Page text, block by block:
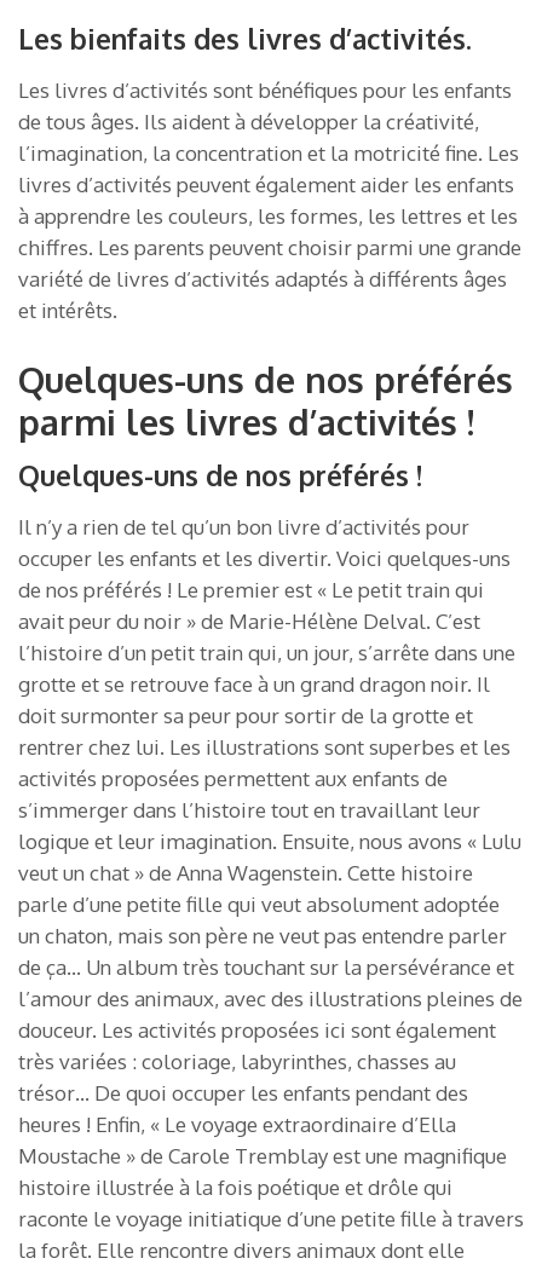
Les bienfaits des livres d’activités.
Les livres d’activités sont bénéfiques pour les enfants
de tous âges. Ils aident à développer la créativité,
l’imagination, la concentration et la motricité fine. Les
livres d’activités peuvent également aider les enfants
à apprendre les couleurs, les formes, les lettres et les
chiffres. Les parents peuvent choisir parmi une grande
variété de livres d’activités adaptés à différents âges
et intérêts.
Quelques-uns de nos préférés
parmi les livres d’activités !
Quelques-uns de nos préférés !
Il n’y a rien de tel qu’un bon livre d’activités pour
occuper les enfants et les divertir. Voici quelques-uns
de nos préférés ! Le premier est « Le petit train qui
avait peur du noir » de Marie-Hélène Delval. C’est
l’histoire d’un petit train qui, un jour, s’arrête dans une
grotte et se retrouve face à un grand dragon noir. Il
doit surmonter sa peur pour sortir de la grotte et
rentrer chez lui. Les illustrations sont superbes et les
activités proposées permettent aux enfants de
s’immerger dans l’histoire tout en travaillant leur
logique et leur imagination. Ensuite, nous avons « Lulu
veut un chat » de Anna Wagenstein. Cette histoire
parle d’une petite fille qui veut absolument adoptée
un chaton, mais son père ne veut pas entendre parler
de ça… Un album très touchant sur la persévérance et
l’amour des animaux, avec des illustrations pleines de
douceur. Les activités proposées ici sont également
très variées : coloriage, labyrinthes, chasses au
trésor… De quoi occuper les enfants pendant des
heures ! Enfin, « Le voyage extraordinaire d’Ella
Moustache » de Carole Tremblay est une magnifique
histoire illustrée à la fois poétique et drôle qui
raconte le voyage initiatique d’une petite fille à travers
la forêt. Elle rencontre divers animaux dont elle